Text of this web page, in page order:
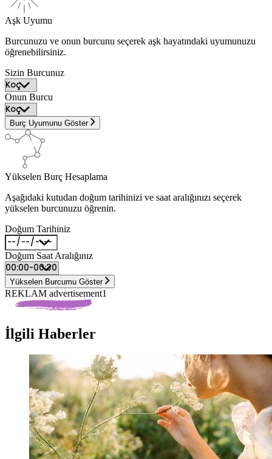
Aşk Uyumu
Burcunuzu ve onun burcunu seçerek aşk hayatındaki uyumunuzu
öğrenebilirsiniz.
Sizin Burcunuz
Onun Burcu
Burç Uyumunu Göster
Yükselen Burç Hesaplama
Aşağıdaki kutudan doğum tarihinizi ve saat aralığınızı seçerek
yükselen burcunuzu öğrenin.
Doğum Tarihiniz
Doğum Saat Aralığınız
Yükselen Burcumu Göster
REKLAM advertisement1
İlgili Haberler